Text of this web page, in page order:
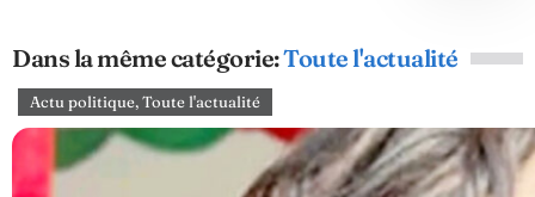
Dans la même catégorie:Toute l'actualité
Actu politique,Toute l'actualité